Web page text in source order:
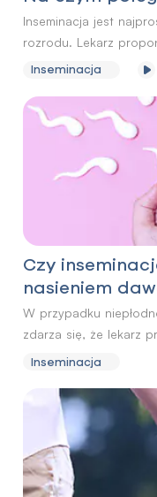
Inseminacja jest
rozrodu. Lekarz
terapie leczenia
Inseminacja
Czy
nasieniem
W przypadku
zdarza się, że lekarz
nasieniem dawcy.
zarówno w zakresie
Inseminacja